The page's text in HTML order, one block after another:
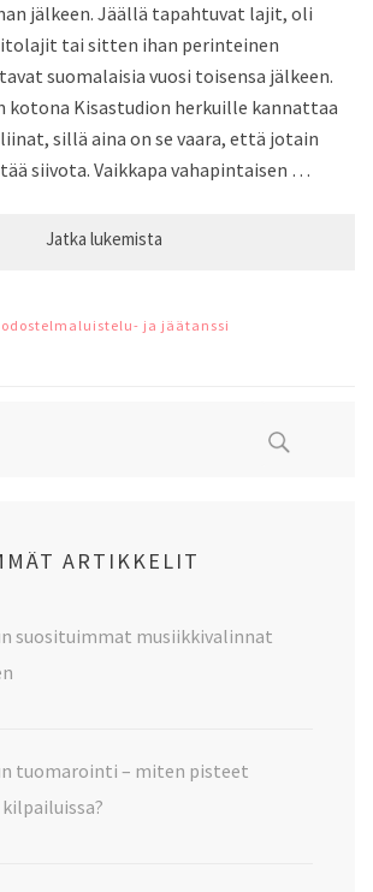
jälkeen. Jäällä tapahtuvat lajit, oli
tai sitten ihan perinteinen
suomalaisia vuosi toisensa jälkeen.
kotona Kisastudion herkuille kannattaa
sillä aina on se vaara, että jotain
siivota. Vaikkapa vahapintaisen …
ja jäätanssi
ARTIKKELIT
suosituimmat musiikkivalinnat
tuomarointi – miten pisteet